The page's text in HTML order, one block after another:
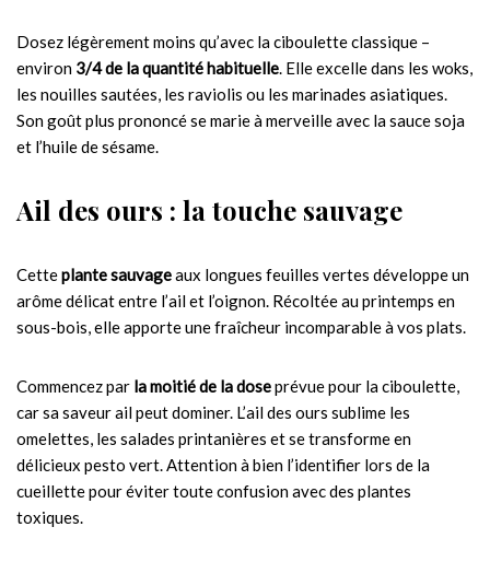
Dosez légèrement moins qu’avec la ciboulette classique –
environ 3/4 de la quantité habituelle. Elle excelle dans les woks,
les nouilles sautées, les raviolis ou les marinades asiatiques.
Son goût plus prononcé se marie à merveille avec la sauce soja
et l’huile de sésame.
Ail des ours : la touche sauvage
Cetteplante sauvageaux longues feuilles vertes développe un
arôme délicat entre l’ail et l’oignon. Récoltée au printemps en
sous-bois, elle apporte une fraîcheur incomparable à vos plats.
Commencez par la moitié de la doseprévue pour la ciboulette,
car sa saveur ail peut dominer. L’ail des ours sublime les
omelettes, les salades printanières et se transforme en
délicieux pesto vert. Attention à bien l’identifier lors de la
cueillette pour éviter toute confusion avec des plantes
toxiques.